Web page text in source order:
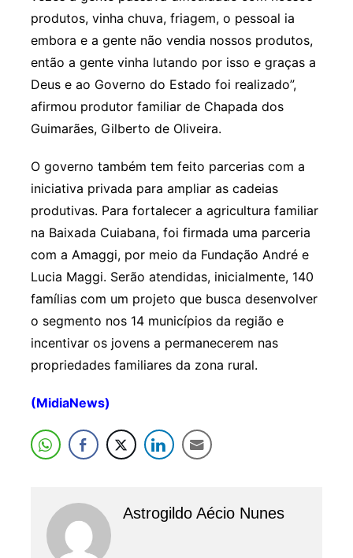
produtos, vinha chuva, friagem, o pessoal ia
embora e a gente não vendia nossos produtos,
então a gente vinha lutando por isso e graças a
Deus e ao Governo do Estado foi realizado”,
afirmou produtor familiar de Chapada dos
Guimarães, Gilberto de Oliveira.
O governo também tem feito parcerias com a
iniciativa privada para ampliar as cadeias
produtivas. Para fortalecer a agricultura familiar
na Baixada Cuiabana, foi firmada uma parceria
com a Amaggi, por meio da Fundação André e
Lucia Maggi. Serão atendidas, inicialmente, 140
famílias com um projeto que busca desenvolver
o segmento nos 14 municípios da região e
incentivar os jovens a permanecerem nas
propriedades familiares da zona rural.
(MidiaNews)
Astrogildo Aécio Nunes